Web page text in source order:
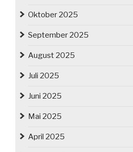
Oktober 2025
September 2025
August 2025
Juli 2025
Juni 2025
Mai 2025
April 2025